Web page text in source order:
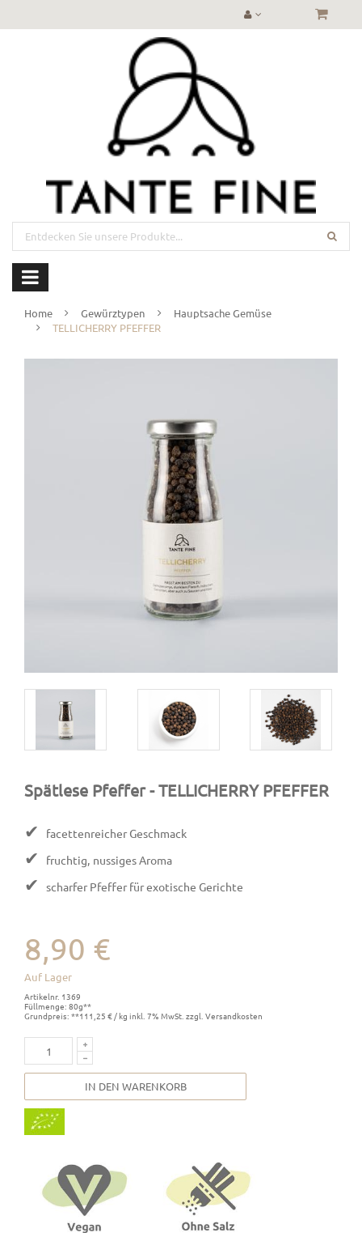
Home Gewürztypen
Hauptsache Gemüse
TELLICHERRY PFEFFER
Spätlese Pfeffer- TELLICHERRY PFEFFER
✔ facettenreicher Geschmack
✔ fruchtig, nussiges Aroma
✔ scharfer Pfeffer für exotische Gerichte
8,90 €
Auf Lager
Artikelnr. 1369
Füllmenge: 80g**
Grundpreis: **111,25 € / kg inkl. 7% MwSt. zzgl. Versandkosten
IN DEN WARENKORB